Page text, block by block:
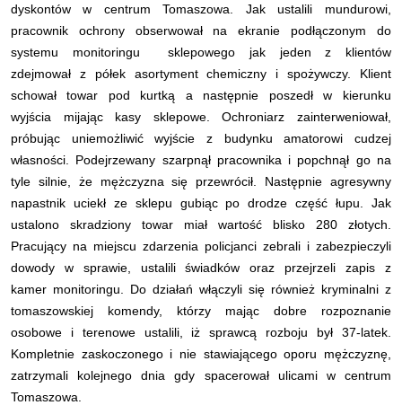
dyskontów w centrum Tomaszowa. Jak ustalili mundurowi,
pracownik ochrony obserwował na ekranie podłączonym do
systemu monitoringu sklepowego jak jeden z klientów
zdejmował z półek asortyment chemiczny i spożywczy. Klient
schował towar pod kurtką a następnie poszedł w kierunku
wyjścia mijając kasy sklepowe. Ochroniarz zainterweniował,
próbując uniemożliwić wyjście z budynku amatorowi cudzej
własności. Podejrzewany szarpnął pracownika i popchnął go na
tyle silnie, że mężczyzna się przewrócił. Następnie agresywny
napastnik uciekł ze sklepu gubiąc po drodze część łupu. Jak
ustalono skradziony towar miał wartość blisko 280 złotych.
Pracujący na miejscu zdarzenia policjanci zebrali i zabezpieczyli
dowody w sprawie, ustalili świadków oraz przejrzeli zapis z
kamer monitoringu. Do działań włączyli się również kryminalni z
tomaszowskiej komendy, którzy mając dobre rozpoznanie
osobowe i terenowe ustalili, iż sprawcą rozboju był 37-latek.
Kompletnie zaskoczonego i nie stawiającego oporu mężczyznę,
zatrzymali kolejnego dnia gdy spacerował ulicami w centrum
Tomaszowa.